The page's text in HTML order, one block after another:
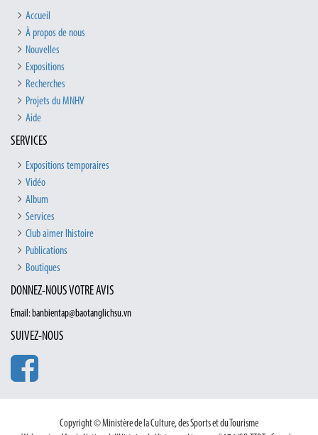
Accueil
À propos de nous
Nouvelles
Expositions
Recherches
Projets du MNHV
Aide
SERVICES
Expositions temporaires
Vidéo
Album
Services
Club aimer lhistoire
Publications
Boutiques
DONNEZ-NOUS VOTRE AVIS
Email: banbientap@baotanglichsu.vn
SUIVEZ-NOUS
Copyright © Ministère de la Culture, des Sports et du Tourisme